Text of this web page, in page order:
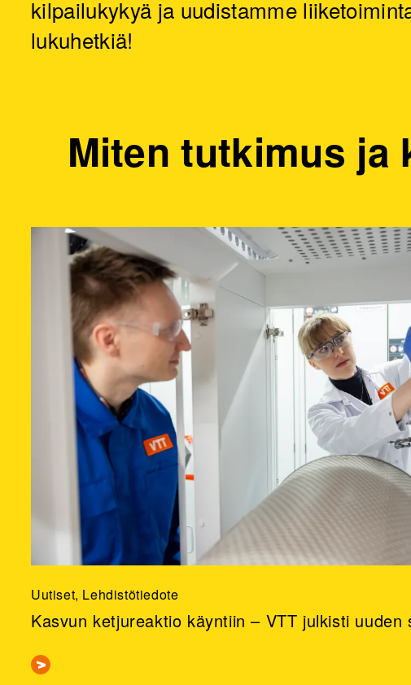
kilpailukykyä ja uudistamme
lukuhetkiä!
Miten tutkimus ja
Uutiset, Lehdistötiedote
Kasvun ketjureaktio käyntiin – VTT julkisti uuden